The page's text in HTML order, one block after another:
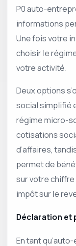
P0 auto-
informations
Une fois votre
choisir le
votre activité.
Deux options
social simplifié
régime micro-
cotisations
d’affaires,
permet de
sur votre chiffre
impôt sur le
Déclaration et
En tant